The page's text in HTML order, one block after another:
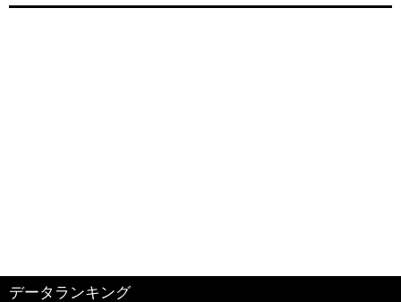
データランキング